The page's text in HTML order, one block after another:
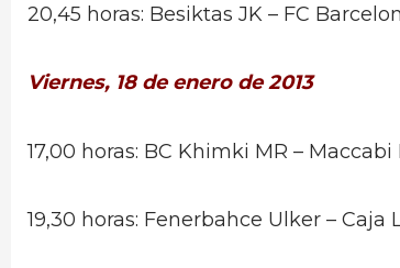
20,45 horas: Besiktas JK – FC
Viernes, 18 de enero de 2013
17,00 horas: BC Khimki MR –
19,30 horas: Fenerbahce Ulker – Caja